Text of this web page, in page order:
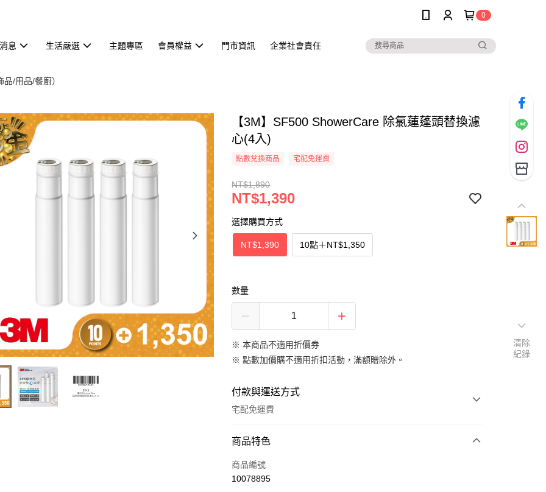
0
息 生活嚴選 主題專區 會員權益 門市資訊 企業社會責任
/用品/餐廚）
【3M】SF500 ShowerCare 除氯蓮蓬頭替換濾
心(4入)
點數兌換商品 宅配免運費
NT$1,890
NT$1,390
選擇購買方式
NT$1,390 10點＋NT$1,350
數量
※ 本商品不適用折價券
※點數加價購不適用折扣活動，滿額贈除外。
付款與運送方式
宅配免運費
付款方式
信用卡一次付款
商品特色
商品編號
10078895
清除
紀錄